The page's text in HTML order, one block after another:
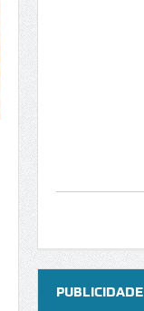
PUBLICIDADE